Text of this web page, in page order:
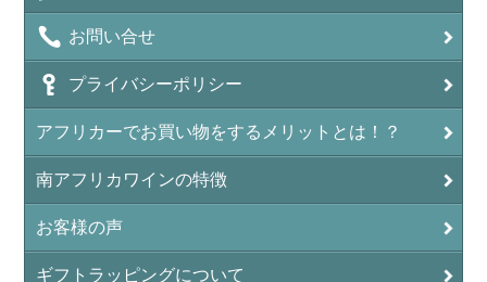
お問い合せ
プライバシーポリシー
アフリカーでお買い物をするメリットとは！？
南アフリカワインの特徴
お客様の声
ギフトラッピングについて